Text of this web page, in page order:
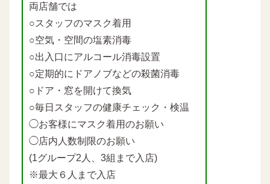
両店舗では
○スタッフのマスク着用
○空気・空間の塩素消毒
○出入口にアルコール消毒設置
○定期的にドアノブなどの殺菌消毒
○ドア・窓を開けて換気
○毎日スタッフの健康チェック・検温
◯お客様にマスク着用のお願い
◯店内人数制限のお願い
(1グループ2人、3組まで入店)
※最大６人まで入店